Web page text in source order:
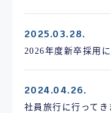
2025.03.28.
2026年度新卒採用
2024.04.26.
社員旅行に行ってき